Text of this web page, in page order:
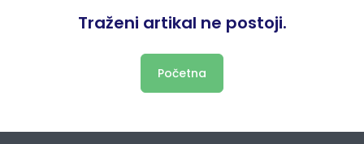
Traženi artikal ne postoji.
Početna